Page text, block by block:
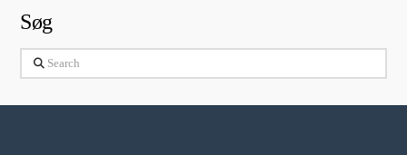
Søg
Search